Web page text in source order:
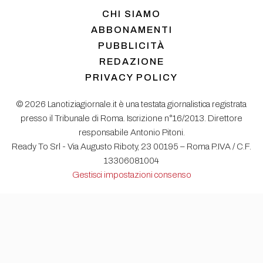
CHI SIAMO
ABBONAMENTI
PUBBLICITÀ
REDAZIONE
PRIVACY POLICY
© 2026 Lanotiziagiornale.it è una testata giornalistica registrata
presso il Tribunale di Roma. Iscrizione n°16/2013. Direttore
responsabile Antonio Pitoni.
Ready To Srl - Via Augusto Riboty, 23 00195 – Roma P.IVA / C.F.
13306081004
Gestisci impostazioni consenso